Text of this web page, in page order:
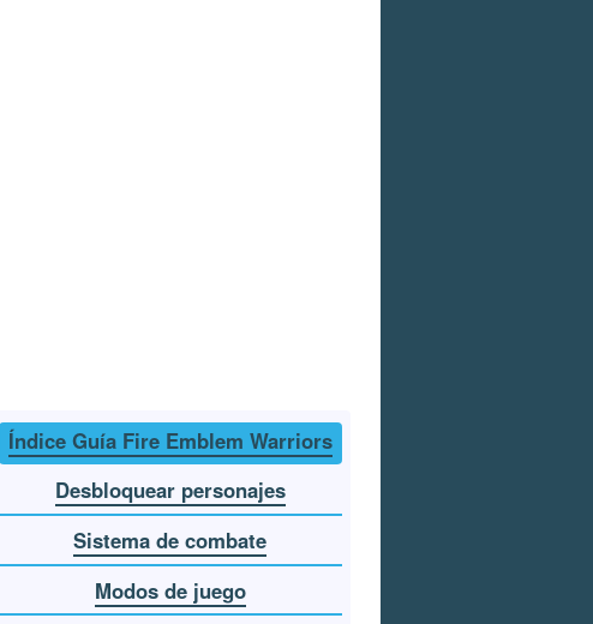
Índice Guía Fire Emblem Warriors
Desbloquear personajes
Sistema de combate
Modos de juego